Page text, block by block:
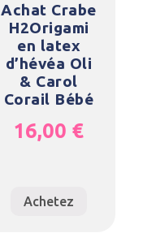
Achat Crabe
H2Origami
en latex
d’hévéa Oli
& Carol
Corail Bébé
16,00 €
Achetez